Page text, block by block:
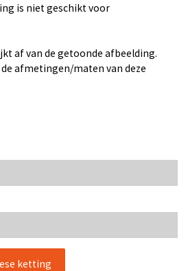
is niet geschikt voor
af van de getoonde afbeelding.
afmetingen/maten van deze
ketting